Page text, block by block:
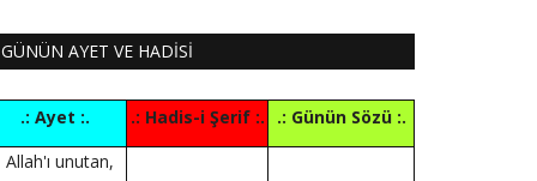
GÜNÜN AYET VE HADİSİ
.: Ayet :. .: Hadis-i Şerif :.
.: Günün Sözü :.
Allah'ı unutan,